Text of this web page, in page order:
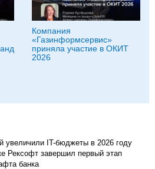
Компания
«Газинформсервис»
приняла участие в ОКИТ
2026
увеличили IT-бюджеты в 2026 году
Рексофт завершил первый этап
банка